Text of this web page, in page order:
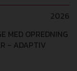
2026
MED OPREDNING
- ADAPTIV